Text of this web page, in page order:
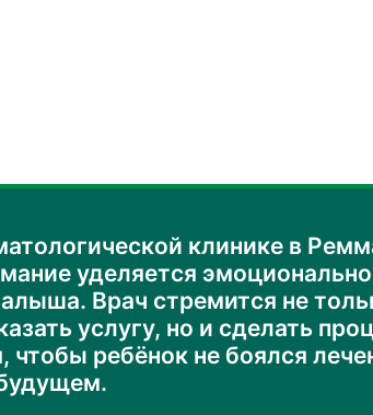
клинике в
уделяется
Врач стремится не
услугу, но и сделать
ребёнок не боялся